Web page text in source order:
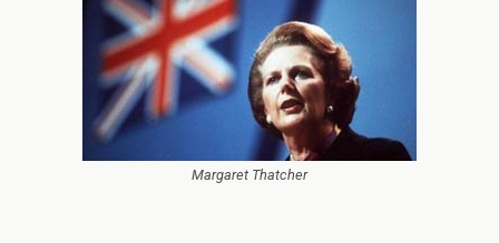
Margaret Thatcher